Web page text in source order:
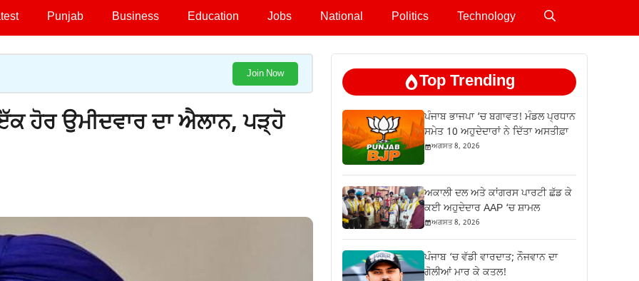
Punjab Business Education Jobs National Politics Technology
Join Now
ਹੋਰ ਉਮੀਦਵਾਰ ਦਾ ਐਲਾਨ, ਪੜ੍ਹੋ
Top Trending
ਪੰਜਾਬ ਭਾਜਪਾ ‘ਚ ਬਗਾਵਤ! ਮੰਡਲ ਪ੍ਰਧਾਨ
ਸਮੇਤ 10 ਅਹੁਦੇਦਾਰਾਂ ਨੇ ਦਿੱਤਾ ਅਸਤੀਫ਼ਾ
ਅਗਸਤ 8, 2026
ਅਕਾਲੀ ਦਲ ਅਤੇ ਕਾਂਗਰਸ ਪਾਰਟੀ ਛੱਡ ਕੇ
ਕਈ ਅਹੁਦੇਦਾਰ AAP ‘ਚ ਸ਼ਾਮਲ
ਅਗਸਤ 8, 2026
ਪੰਜਾਬ ‘ਚ ਵੱਡੀ ਵਾਰਦਾਤ; ਨੌਜਵਾਨ ਦਾ
ਗੋਲੀਆਂ ਮਾਰ ਕੇ ਕਤਲ!